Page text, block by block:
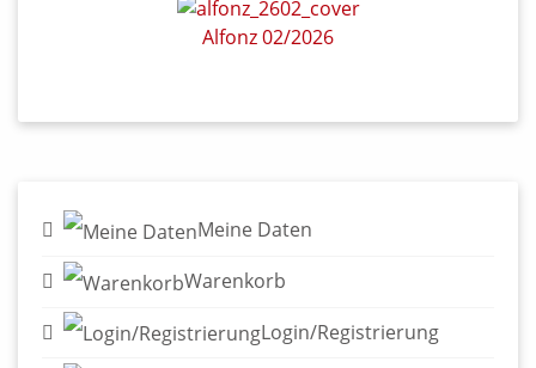
Alfonz 02/2026
Meine Daten
Warenkorb
Login/Registrierung